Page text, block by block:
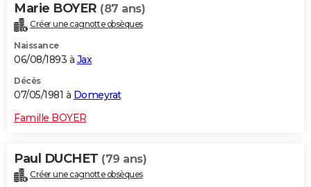
Marie BOYER (87 ans)
Créer une cagnotte obsèques
Naissance
06/08/1893 à Jax
Décès
07/05/1981 à Domeyrat
Famille BOYER
Paul DUCHET (79 ans)
Créer une cagnotte obsèques